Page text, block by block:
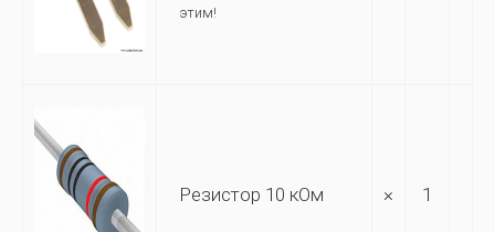
этим!
Резистор 10 кОм × 1